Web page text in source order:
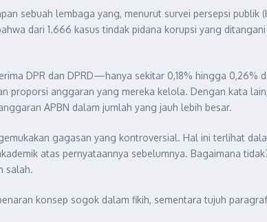
sebuah lembaga yang, menurut survei persepsi publik
dari 1.666 kasus tindak pidana korupsi yang
DPR dan DPRD—hanya sekitar 0,18% hingga
proporsi anggaran yang mereka kelola. Dengan kata
APBN dalam jumlah yang jauh lebih besar.
gagasan yang kontroversial. Hal ini terlihat
atas pernyataannya sebelumnya. Bagaimana
salah.
konsep sogok dalam fikih, sementara tujuh